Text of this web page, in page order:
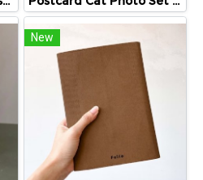
New